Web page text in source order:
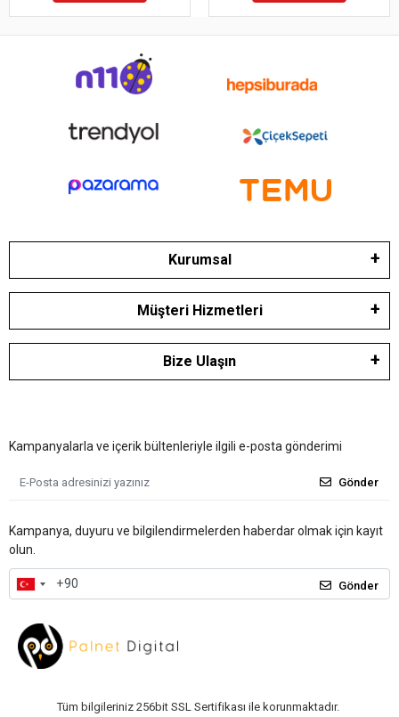
Kurumsal
Müşteri Hizmetleri
Bize Ulaşın
Kampanyalarla ve içerik bültenleriyle ilgili e-posta gönderimi
Gönder
Kampanya, duyuru ve bilgilendirmelerden haberdar olmak için kayıt
olun.
Gönder
Tüm bilgileriniz 256bit SSL Sertifikası ile korunmaktadır.